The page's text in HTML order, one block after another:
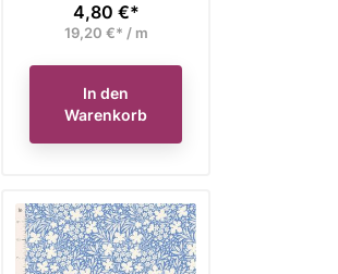
Preis
4,80 €*
19,20 €* / m
In den
Warenkorb